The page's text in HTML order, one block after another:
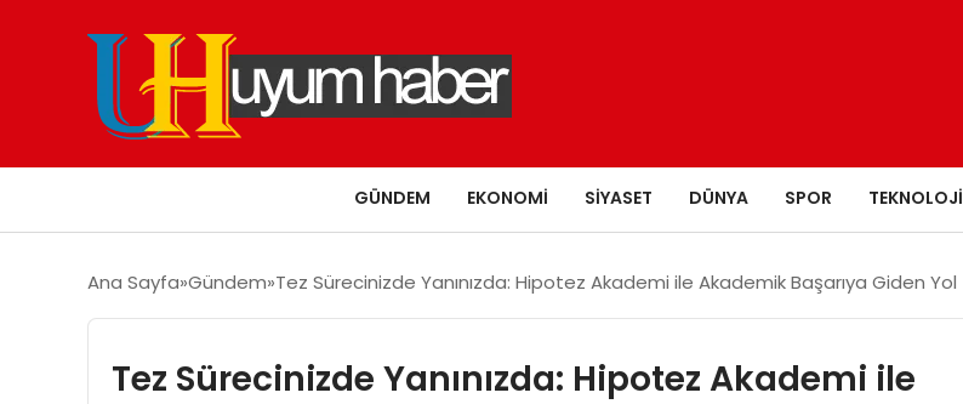
GÜNDEM EKONOMI SIYASET DÜNYA SPOR TEKNOLOJI
Ana Sayfa Gündem Tez Sürecinizde Yanınızda: Hipotez Akademi ile Akademik Başarıya Giden Yol
Tez Sürecinizde Yanınızda: Hipotez Akademi ile